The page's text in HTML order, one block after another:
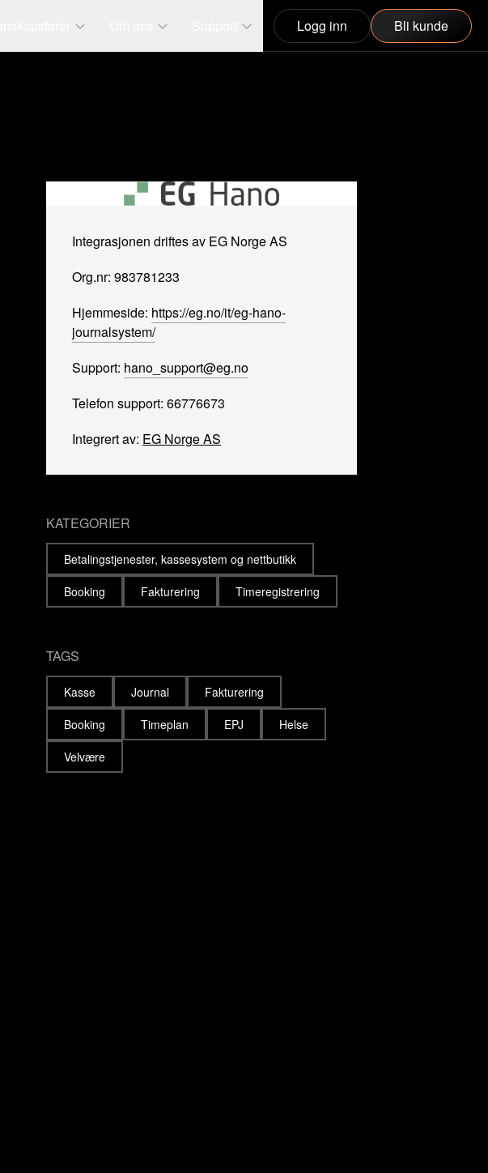
Logg inn Bli kunde
Integrasjonen driftes av EG Norge AS
Org.nr: 983781233
Hjemmeside: https://eg.no/it/eg-hano-
journalsystem/
Support: hano_support@eg.no
Telefon support: 66776673
Integrert av: EG Norge AS
KATEGORIER
Betalingstjenester, kassesystem og nettbutikk
Booking
Fakturering Timeregistrering
TAGS
Kasse Journal
Fakturering
Booking
Timeplan EPJ
Helse
Velvære